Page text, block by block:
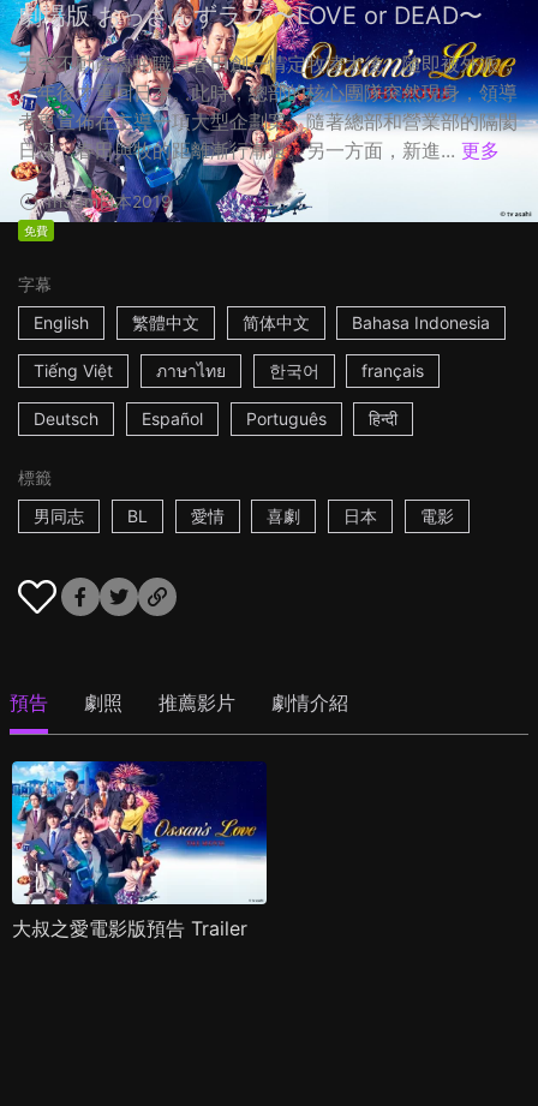
劇場版 おっさんずラブ 〜LOVE or DEAD〜
天空不動產魯蛇職員春田創一情定牧凌太後，隨即被外派，
一年後才重回日本。此時，總部的核心團隊突然現身，領導
者更宣佈在主導一項大型企劃案，隨著總部和營業部的隔閡
日深，春田與牧的距離漸行漸遠。另一方面，新進... 更多
1h53m日本2019
免費
字幕
English
繁體中文 简体中文 Bahasa Indonesia
Tiếng Việt ภาษาไทย 한국어 français
Deutsch Español Português हिन्दी
標籤
男同志
BL 愛情 喜劇 日本 電影
預告 劇照 推薦影片 劇情介紹
大叔之愛電影版預告 Trailer